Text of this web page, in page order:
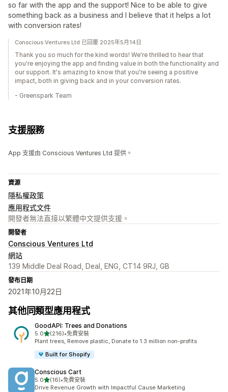
so far with the app and the support! Nice to be able to give
something back as a business and I believe that it helps a lot
with conversion rates!
Conscious Ventures Ltd 已回覆 2025年5月14日
Thank you so much for the kind words! We're thrilled to hear that
you're enjoying the app and finding value in both the functionality and
our support. It's amazing to know that you're seeing a positive
impact, both in giving back and in your conversion rates.
- Greenspark Team
支援服務
App 支援由 Conscious Ventures Ltd 提供。
資源
隱私權政策
應用程式文件
開發者無法直接以繁體中文提供支援。
開發者
Conscious Ventures Ltd
網站
139 Middle Deal Road, Deal, ENG, CT14 9RJ, GB
發布日期
2021年10月22日
其他同類型應用程式
GoodAPI: Trees and Donations
5.0滿分 5 顆星
(216)
共有 216 則評價
•免費安裝
Plant trees, Remove plastic, Donate to 1.3 million non-profits
Built for Shopify
Conscious Cart
5.0滿分 5 顆星
(16)
共有 16 則評價
•免費安裝
Drive Revenue Growth with Impactful Cause Marketing